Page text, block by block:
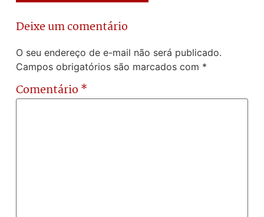
Deixe um comentário
O seu endereço de e-mail não será publicado.
Campos obrigatórios são marcados com *
Comentário *